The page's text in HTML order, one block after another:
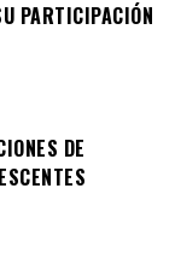
PARTICIPACIÓN
DE